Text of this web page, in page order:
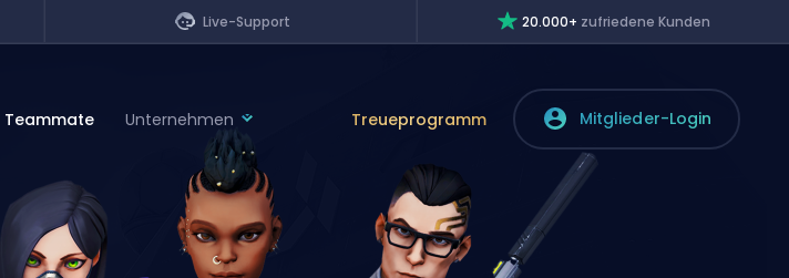
Live-Support 20.000+ zufriedene Kunden
Teammate Unternehmen Treueprogramm Mitglieder-Login